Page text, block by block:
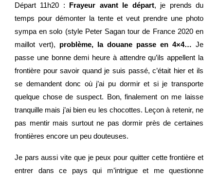
Départ 11h20 : Frayeur avant le départ, je prends du
temps pour démonter la tente et veut prendre une photo
sympa en solo (style Peter Sagan tour de France 2020 en
maillot vert), problème, la douane passe en 4×4… Je
passe une bonne demi heure à attendre qu’ils appellent la
frontière pour savoir quand je suis passé, c’était hier et ils
se demandent donc où j’ai pu dormir et si je transporte
quelque chose de suspect. Bon, finalement on me laisse
tranquille mais j’ai bien eu les chocottes. Leçon à retenir, ne
pas mentir mais surtout ne pas dormir près de certaines
frontières encore un peu douteuses.
Je pars aussi vite que je peux pour quitter cette frontière et
entrer dans ce pays qui m’intrigue et me questionne